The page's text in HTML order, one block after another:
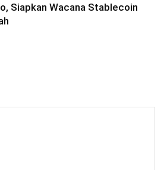
Siapkan Wacana Stablecoin